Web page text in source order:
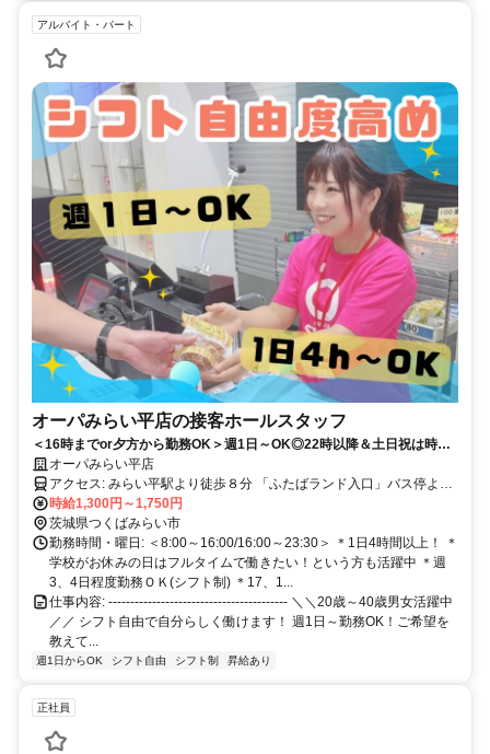
アルバイト・パート
オーパみらい平店の接客ホールスタッフ
＜16時までor夕方から勤務OK＞週1日～OK◎22時以降＆土日祝は時給
UP✨パチンコ知識ナシ大歓迎です！
オーパみらい平店
アクセス: みらい平駅より徒歩８分 「ふたばランド入口」バス停より
徒歩１分 ※車通勤OK・バイク通勤OK・自転車通勤OK・無料駐車場
あり
時給1,300円～1,750円
茨城県つくばみらい市
勤務時間・曜日: ＜8:00～16:00/16:00～23:30＞ ＊1日4時間以上！ ＊
学校がお休みの日はフルタイムで働きたい！という方も活躍中 ＊週
3、4日程度勤務ＯＫ(シフト制) ＊17、1...
仕事内容: ----------------------------------------- ＼＼20歳～40歳男女活躍中
／／ シフト自由で自分らしく働けます！ 週1日～勤務OK！ご希望を
教えて...
週1日からOK シフト自由 シフト制 昇給あり
正社員